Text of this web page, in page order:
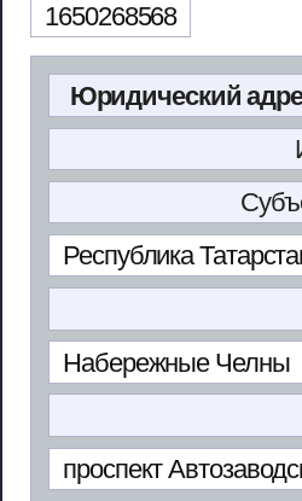
1650268568
Юридический
Республика
Набережные Челны
проспект